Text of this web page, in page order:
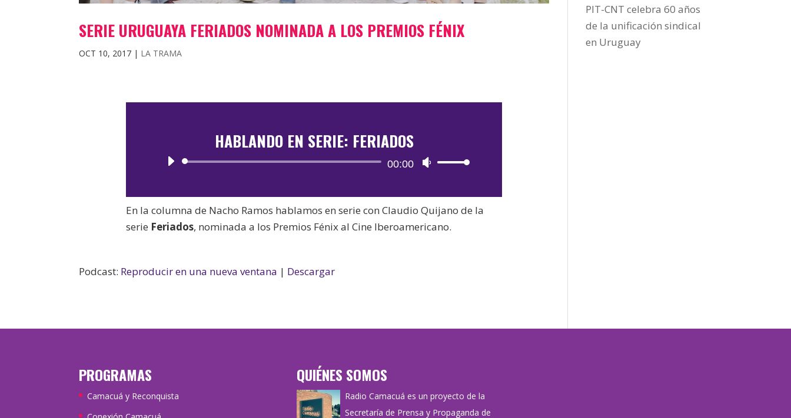
SERIE URUGUAYA FERIADOS NOMINADA A LOS PREMIOS FÉNIX
OCT 10, 2017 | LA TRAMA
HABLANDO EN SERIE: FERIADOS
Reproductor
audio
00:00
Utiliza
teclas
de
flecha
el
En la columna de Nacho Ramos hablamos en serie con Claudio Quijano de la
serie Feriados, nominada a los Premios Fénix al Cine Iberoamericano.
Podcast: Reproducir en una nueva ventana | Descargar
PIT-CNT celebra 60 años
de la unificación sindical
en Uruguay
PROGRAMAS
Camacuá y Reconquista
QUIÉNES SOMOS
Radio Camacuá es un proyecto de la
Secretaría de Prensa y Propaganda de